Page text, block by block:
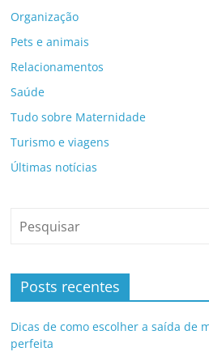
Organização
Pets e animais
Relacionamentos
Saúde
Tudo sobre Maternidade
Turismo e viagens
Últimas notícias
Posts recentes
Dicas de como escolher a saída de
perfeita